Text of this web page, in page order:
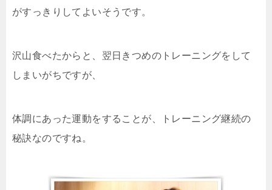
がすっきりしてよいそうです。
沢山食べたからと、翌日きつめのトレーニングをして
しまいがちですが、
体調にあった運動をすることが、トレーニング継続の
秘訣なのですね。